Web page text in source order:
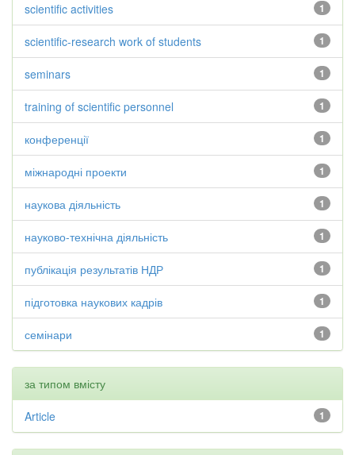
1
scientific activities
1
scientific-research work of students
1
seminars
1
training of scientific personnel
1
конференції
1
міжнародні проекти
1
наукова діяльність
1
науково-технічна діяльність
1
публікація результатів НДР
1
підготовка наукових кадрів
1
семінари
за типом вмісту
1
Article